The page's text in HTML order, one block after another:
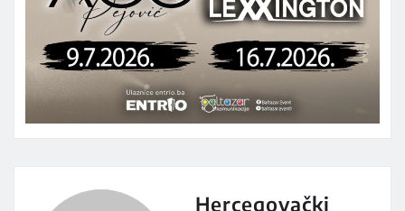
Hercegovački